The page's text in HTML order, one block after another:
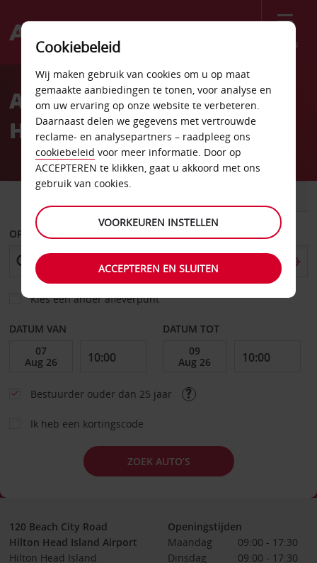
Menu
Welcome
AvisAutoverhuur Luchthaven
Hilton Head
OPHALEN OP
Kies een ander afleverpunt
DATUM VAN DATUM TOT
Bestuurder ouder dan 25 jaar
Ik heb een kortingscode
ZOEK AUTO’S
120 Beach City Road
Hilton Head Island Airport
Hilton Head Island
Openingstijden
Maandag
09:00 - 17:30
Dinsdag
09:00 - 17:30
Cookiebeleid
Wij maken gebruik van cookies om u op maat
gemaakte aanbiedingen te tonen, voor analyse en
om uw ervaring op onze website te verbeteren.
Daarnaast delen we gegevens met vertrouwde
reclame- en analysepartners – raadpleeg ons
cookiebeleid voor meer informatie. Door op
ACCEPTEREN te klikken, gaat u akkoord met ons
gebruik van cookies.
VOORKEUREN INSTELLEN
ACCEPTEREN EN SLUITEN